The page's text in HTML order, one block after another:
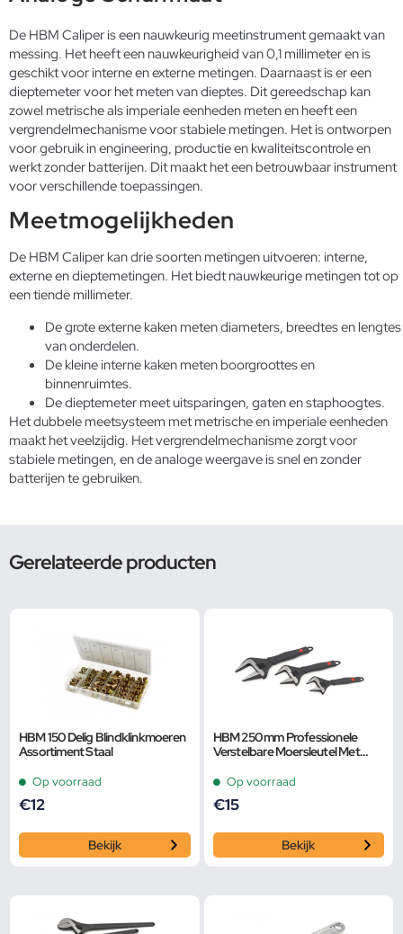
De HBM Caliper is een nauwkeurig meetinstrument gemaakt van
messing. Het heeft een nauwkeurigheid van 0,1 millimeter en is
geschikt voor interne en externe metingen. Daarnaast is er een
dieptemeter voor het meten van dieptes. Dit gereedschap kan
zowel metrische als imperiale eenheden meten en heeft een
vergrendelmechanisme voor stabiele metingen. Het is ontworpen
voor gebruik in engineering, productie en kwaliteitscontrole en
werkt zonder batterijen. Dit maakt het een betrouwbaar instrument
voor verschillende toepassingen.
Meetmogelijkheden
De HBM Caliper kan drie soorten metingen uitvoeren: interne,
externe en dieptemetingen. Het biedt nauwkeurige metingen tot op
een tiende millimeter.
De grote externe kaken meten diameters, breedtes en lengtes
van onderdelen.
De kleine interne kaken meten boorgroottes en
binnenruimtes.
De dieptemeter meet uitsparingen, gaten en staphoogtes.
Het dubbele meetsysteem met metrische en imperiale eenheden
maakt het veelzijdig. Het vergrendelmechanisme zorgt voor
stabiele metingen, en de analoge weergave is snel en zonder
batterijen te gebruiken.
Gerelateerde producten
HBM 150 Delig Blindklinkmoeren
Assortiment Staal
Op voorraad
€12
Bekijk
HBM 250 mm Professionele
Verstelbare Moersleutel Met
Smalle Bek
Op voorraad
€15
Bekijk